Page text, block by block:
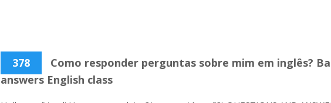
378
Como responder perguntas sobre mim em inglês?
answers English class